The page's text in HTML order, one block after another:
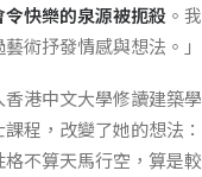
令快樂的泉源被扼殺 。我
術抒發情感與想法。」
香港中文大學修讀建築學
程，改變了她的想法：
格不算天馬行空，算是較